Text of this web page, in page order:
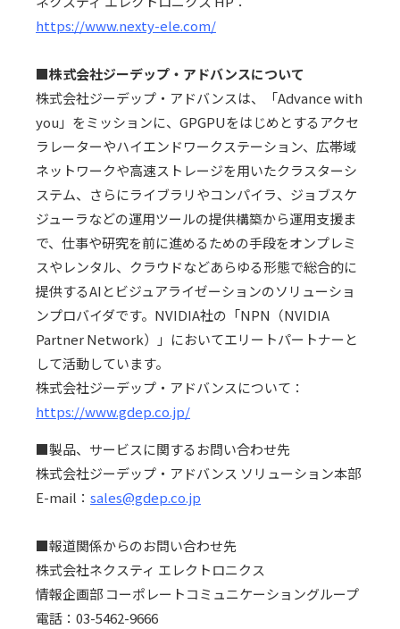
https://www.nexty-ele.com/
■株式会社ジーデップ・アドバンスについて
株式会社ジーデップ・アドバンスは、「Advance with
you 」をミッションに、 GPGPUをはじめとするアクセ
ラレーターやハイエンドワークステーション、広帯域
ネットワークや高速ストレージを用いたクラスターシ
ステム、さらにライブラリやコンパイラ、ジョブスケ
ジューラなどの運用ツールの提供構築から運用支援ま
で、仕事や研究を前に進めるための手段をオンプレミ
スやレンタル、クラウドなどあらゆる形態で総合的に
提供するAI とビジュアライゼーションのソリューショ
ンプロバイダです。 NVIDIA社の「NPN （NVIDIA
Partner Network）」においてエリートパートナーと
して活動しています。
株式会社ジーデップ・アドバンスについて：
https://www.gdep.co.jp/
■製品、サービスに関するお問い合わせ先
株式会社ジーデップ・アドバンス ソリューション本部
E-mail ： sales@gdep.co.jp
■報道関係からのお問い合わせ先
株式会社ネクスティ エレクトロニクス
情報企画部 コーポレートコミュニケーショングループ
電話： 03-5462-9666